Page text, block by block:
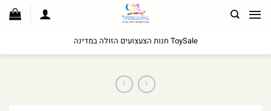
לתוכן
ToySale חנות הצעצועים הזולה במדינה